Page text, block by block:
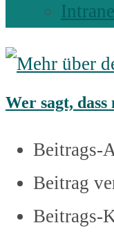
Wer sagt,
Beitrags-
Beitrag
Beitrags-